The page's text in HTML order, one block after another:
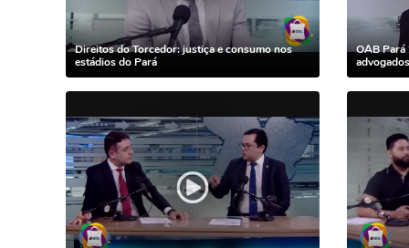
Direitos do Torcedor: justiça e consumo nos
estádios do Pará
OAB Pará